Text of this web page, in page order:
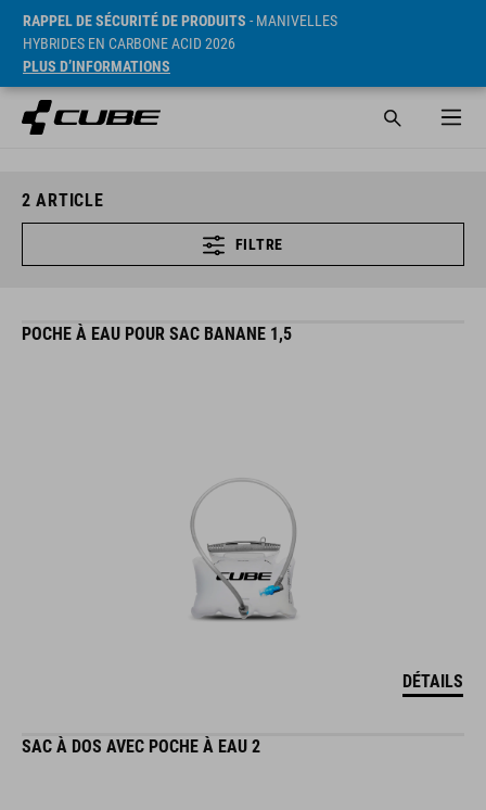
RAPPEL DE SÉCURITÉ DE PRODUITS - MANIVELLES
HYBRIDES EN CARBONE ACID 2026
PLUS D’INFORMATIONS
2 ARTICLE
FILTRE
POCHE À EAU POUR SAC BANANE 1,5
DÉTAILS
SAC À DOS AVEC POCHE À EAU 2